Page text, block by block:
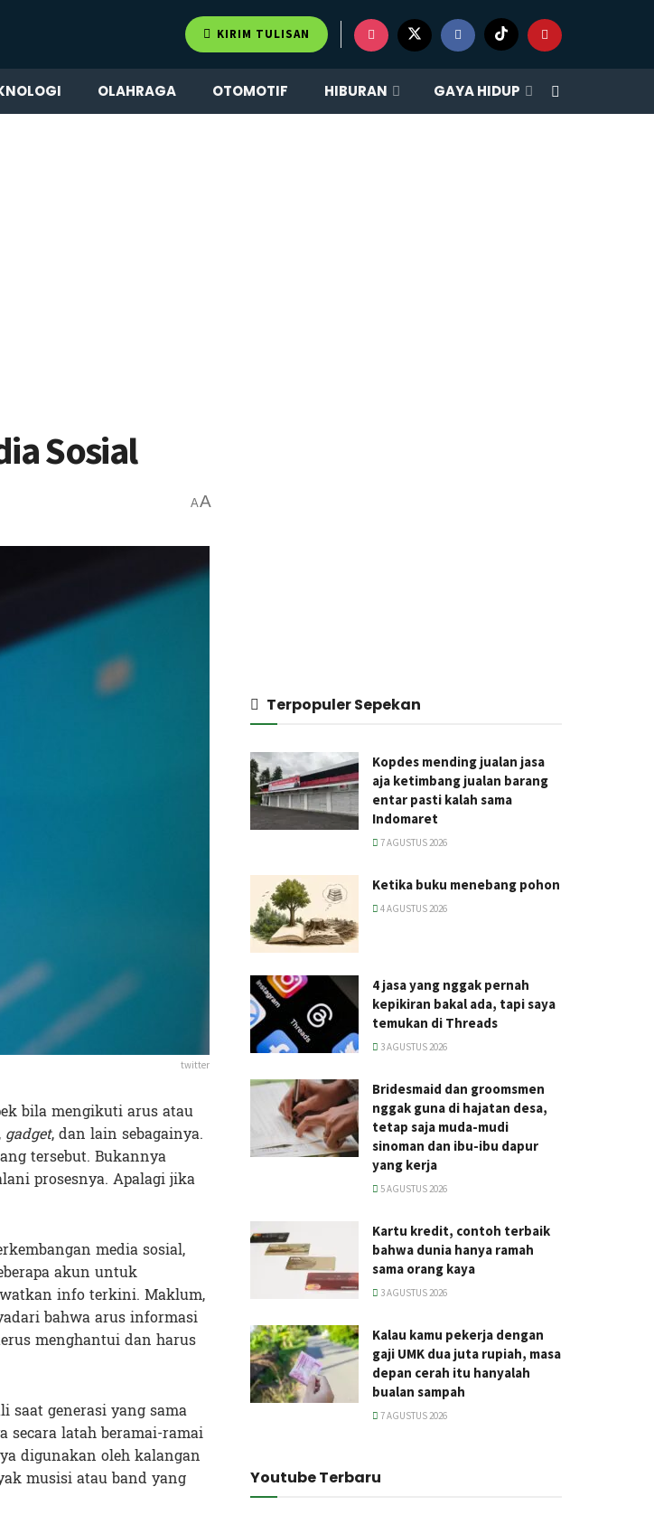
KIRIM TULISAN
OLAHRAGA OTOMOTIF HIBURAN GAYA HIDUP
Sosial
AA
twitter
bila mengikuti arus atau
gadget, dan lain sebagainya.
tersebut. Bukannya
prosesnya. Apalagi jika
media sosial,
akun untuk
info terkini. Maklum,
bahwa arus informasi
menghantui dan harus
saat generasi yang sama
secara latah beramai-ramai
digunakan oleh kalangan
musisi atau band yang
Terpopuler Sepekan
Kopdes mending jualan jasa
aja ketimbang jualan barang
entar pasti kalah sama
Indomaret
7 AGUSTUS 2026
Ketika buku menebang pohon
4 AGUSTUS 2026
4 jasa yang nggak pernah
kepikiran bakal ada, tapi saya
temukan di Threads
3 AGUSTUS 2026
Bridesmaid dan groomsmen
nggak guna di hajatan desa,
tetap saja muda-mudi
sinoman dan ibu-ibu dapur
yang kerja
5 AGUSTUS 2026
Kartu kredit, contoh terbaik
bahwa dunia hanya ramah
sama orang kaya
3 AGUSTUS 2026
Kalau kamu pekerja dengan
gaji UMK dua juta rupiah, masa
depan cerah itu hanyalah
bualan sampah
7 AGUSTUS 2026
Youtube Terbaru